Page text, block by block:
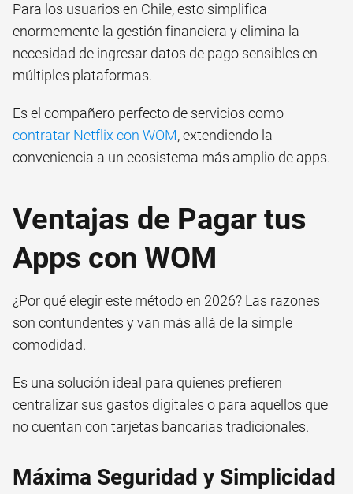
Para los usuarios en Chile, esto simplifica
enormemente la gestión financiera y elimina la
necesidad de ingresar datos de pago sensibles en
múltiples plataformas.
Es el compañero perfecto de servicios como
contratar Netflix con WOM, extendiendo la
conveniencia a un ecosistema más amplio de apps.
Ventajas de Pagar tus
Apps con WOM
¿Por qué elegir este método en 2026? Las razones
son contundentes y van más allá de la simple
comodidad.
Es una solución ideal para quienes prefieren
centralizar sus gastos digitales o para aquellos que
no cuentan con tarjetas bancarias tradicionales.
Máxima Seguridad y Simplicidad